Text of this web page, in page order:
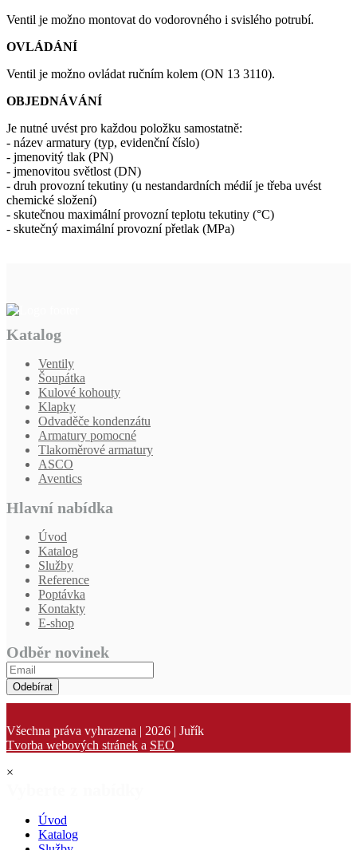
Ventil je možno montovat do vodorovného i svislého potrubí.
OVLÁDÁNÍ
Ventil je možno ovládat ručním kolem (ON 13 3110).
OBJEDNÁVÁNÍ
Je nutné uvést pro každou položku samostatně:
- název armatury (typ, evidenční číslo)
- jmenovitý tlak (PN)
- jmenovitou světlost (DN)
- druh provozní tekutiny (u nestandardních médií je třeba uvést
chemické složení)
- skutečnou maximální provozní teplotu tekutiny (°C)
- skutečný maximální provozní přetlak (MPa)
Katalog
Ventily
Šoupátka
Kulové kohouty
Klapky
Odvaděče kondenzátu
Armatury pomocné
Tlakoměrové armatury
ASCO
Aventics
Hlavní nabídka
Úvod
Katalog
Služby
Reference
Poptávka
Kontakty
E-shop
Odběr novinek
Odebírat
Všechna práva vyhrazena | 2026 | Juřík
Tvorba webových stránek a SEO
×
Úvod
Katalog